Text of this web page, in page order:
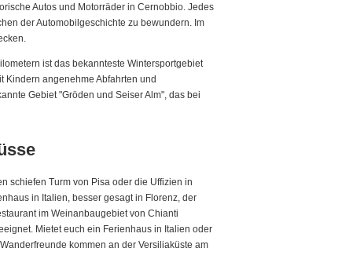
Autos und Motorräder in Cernobbio. Jedes
der Automobilgeschichte zu bewundern. Im
ist das bekannteste Wintersportgebiet
Kindern angenehme Abfahrten und
Gebiet "Gröden und Seiser Alm", das bei
schiefen Turm von Pisa oder die Uffizien in
in Italien, besser gesagt in Florenz, der
im Weinanbaugebiet von Chianti
Mietet euch ein Ferienhaus in Italien oder
kommen an der Versiliaküste am